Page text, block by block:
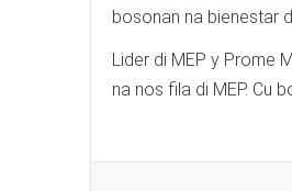
bosonan na bienestar
Lider di MEP y Prome
na nos fila di MEP. Cu